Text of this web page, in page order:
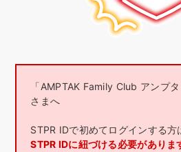
「AMPTAK Family Club アンプ
さまへ
STPR IDで初めてログインする方
STPR IDに紐づける必要がありま